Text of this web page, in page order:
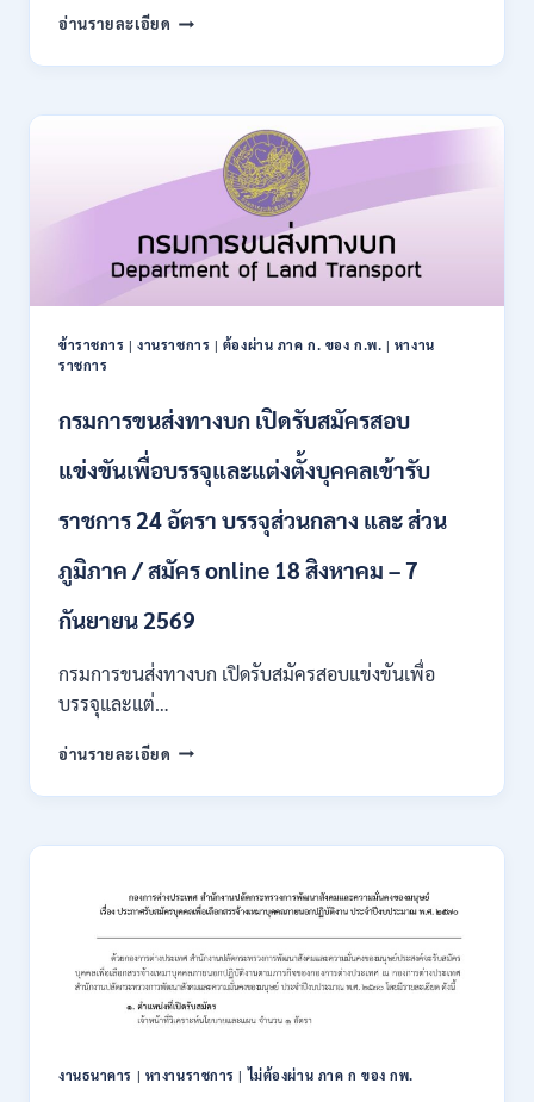
10
21
2569
อ่านรายละเอียด สำนักงาน
ปฏิรูป
เพื่อ
เกษตรกรรม
เปิด
สมัคร
บุคคล
เพื่อ
เป็น
กอง
อัตรา
ปวส.
ป.ตรี
สาขา
เงิน
/
ผ่าน
กพ.
สมัคร
ONLINE
–
31
สิงหาคม
ข้าราชการ |งานราชการ | ต้องผ่าน ภาค ก. ของ ก.พ. | หางาน
ราชการ
กรมการขนส่งทางบก เปิดรับสมัครสอบ
แข่งขันเพื่อบรรจุและแต่งตั้งบุคคลเข้ารับ
ราชการ 24 อัตรา บรรจุส่วนกลาง และ ส่วน
ภูมิภาค / สมัคร online 18 สิงหาคม – 7
กันยายน 2569
กรมการขนส่งทางบก เปิดรับสมัครสอบแข่งขันเพื่อ
บรรจุและแต่…
อ่านรายละเอียด กรม
ขนส่ง
บก
รับ
สมัคร
สอบ
แข่งขัน
เพื่อ
บรรจุ
ตั้ง
งานธนาคาร | หางานราชการ |ไม่ต้องผ่าน ภาค ก ของ กพ.